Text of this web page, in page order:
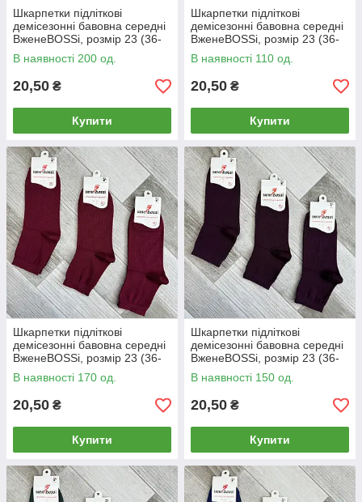
Шкарпетки підліткові
демісезонні бавовна середні
ВженеBOSSі, розмір 23 (36-
38), світло-сірі, 012829
В наявності 200 од.
20,50 ₴
Купити
Шкарпетки підліткові
демісезонні бавовна середні
ВженеBOSSі, розмір 23 (36-
38), фіолетові, 012832
В наявності 110 од.
20,50 ₴
Купити
Шкарпетки підліткові
демісезонні бавовна середні
ВженеBOSSі, розмір 23 (36-
38), бордові, 012834
В наявності 170 од.
20,50 ₴
Купити
Шкарпетки підліткові
демісезонні бавовна середні
ВженеBOSSі, розмір 23 (36-
38), чорничні, 012833
В наявності 150 од.
20,50 ₴
Купити